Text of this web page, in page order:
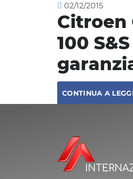
02/12/2015
Citroen
100
CONTINUA A